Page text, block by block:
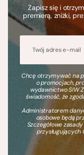
Zapisz się i
premierą, zniżki,
Chcę otrzymywać na
o promocjach,
wydawnictwo SIW
świadomość, że
Administratorem
osobowe będą
Szczegółowe
przysługujących